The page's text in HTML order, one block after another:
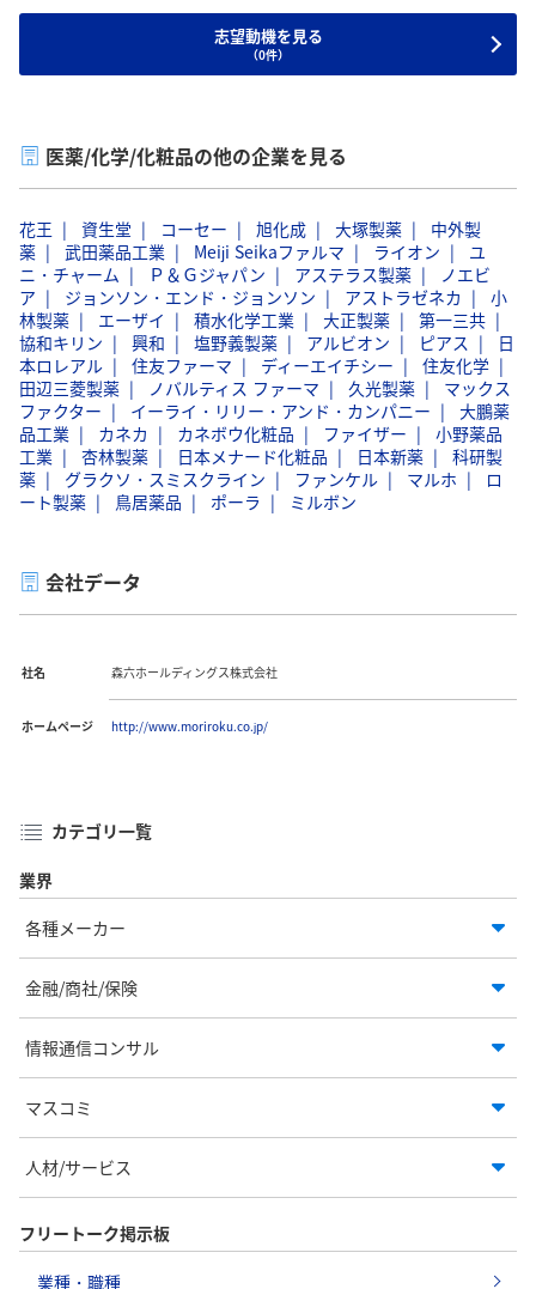
志望動機を見る
（0件）
医薬/化学/化粧品の他の企業を見る
花王 資生堂 コーセー 旭化成 大塚製薬
中外製
薬
武田薬品工業 Meiji Seikaファルマ ライオン
ユ
ニ・チャーム
Ｐ＆Ｇジャパン アステラス製薬
ノエビ
ア
ジョンソン・エンド・ジョンソン アストラゼネカ
小
林製薬
エーザイ 積水化学工業 大正製薬
第一三共
協和キリン
興和 塩野義製薬 アルビオン ピアス
日
本ロレアル
住友ファーマ ディーエイチシー
住友化学
田辺三菱製薬
ノバルティス ファーマ 久光製薬
マックス
ファクター
イーライ・リリー・アンド・カンパニー
大鵬薬
品工業
カネカ カネボウ化粧品 ファイザー
小野薬品
工業
杏林製薬 日本メナード化粧品 日本新薬
科研製
薬
グラクソ・スミスクライン ファンケル マルホ
ロ
ート製薬
鳥居薬品 ポーラ ミルボン
会社データ
社名 森六ホールディングス株式会社
ホームページ http://www.moriroku.co.jp/
カテゴリ一覧
業界
各種メーカー
金融/商社/保険
情報通信コンサル
マスコミ
人材/サービス
フリートーク掲示板
業種・職種